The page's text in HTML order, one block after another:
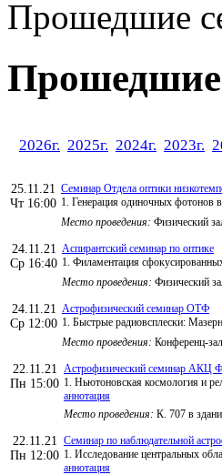
Прошедшие
2026г. 2025г. 2024г. 2023г.
25.11.21
Чт 16:00
Семинар Отдела оптики
1. Генерация одиночных фотонов
Место проведения: Физический
24.11.21
Ср 16:40
Аспирантский семинар по оптике
1. Филаментация
Место проведения: Физический
24.11.21
Ср 12:00
Астрофизический семинар ОТФ
1. Быстрые радиовсплески:
Место проведения: Конференц-
22.11.21
Пн 15:00
Астрофизический семинар
1. Ньютоновская космология и
аннотация
Место проведения: К. 707 в
22.11.21
Пн 12:00
Семинар по наблюдательной
1. Исследование центральных
аннотация